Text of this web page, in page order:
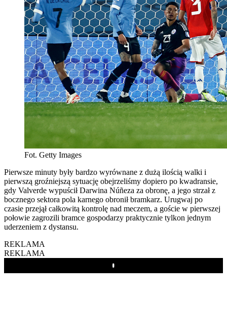
Fot. Getty Images
Pierwsze minuty były bardzo wyrównane z dużą ilością walki i
pierwszą groźniejszą sytuację obejrzeliśmy dopiero po kwadransie,
gdy Valverde wypuścił Darwina Núñeza za obronę, a jego strzał z
bocznego sektora pola karnego obronił bramkarz. Urugwaj po
czasie przejął całkowitą kontrolę nad meczem, a goście w pierwszej
połowie zagrozili bramce gospodarzy praktycznie tylkon jednym
uderzeniem z dystansu.
REKLAMA
REKLAMA
Play